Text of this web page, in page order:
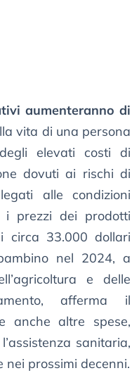
aumenteranno di
vita di una persona
elevati costi di
dovuti ai rischi di
alle condizioni
i prezzi dei prodotti
circa 33.000 dollari
nel 2024, a
e delle
afferma il
anche altre spese,
sanitaria,
prossimi decenni.